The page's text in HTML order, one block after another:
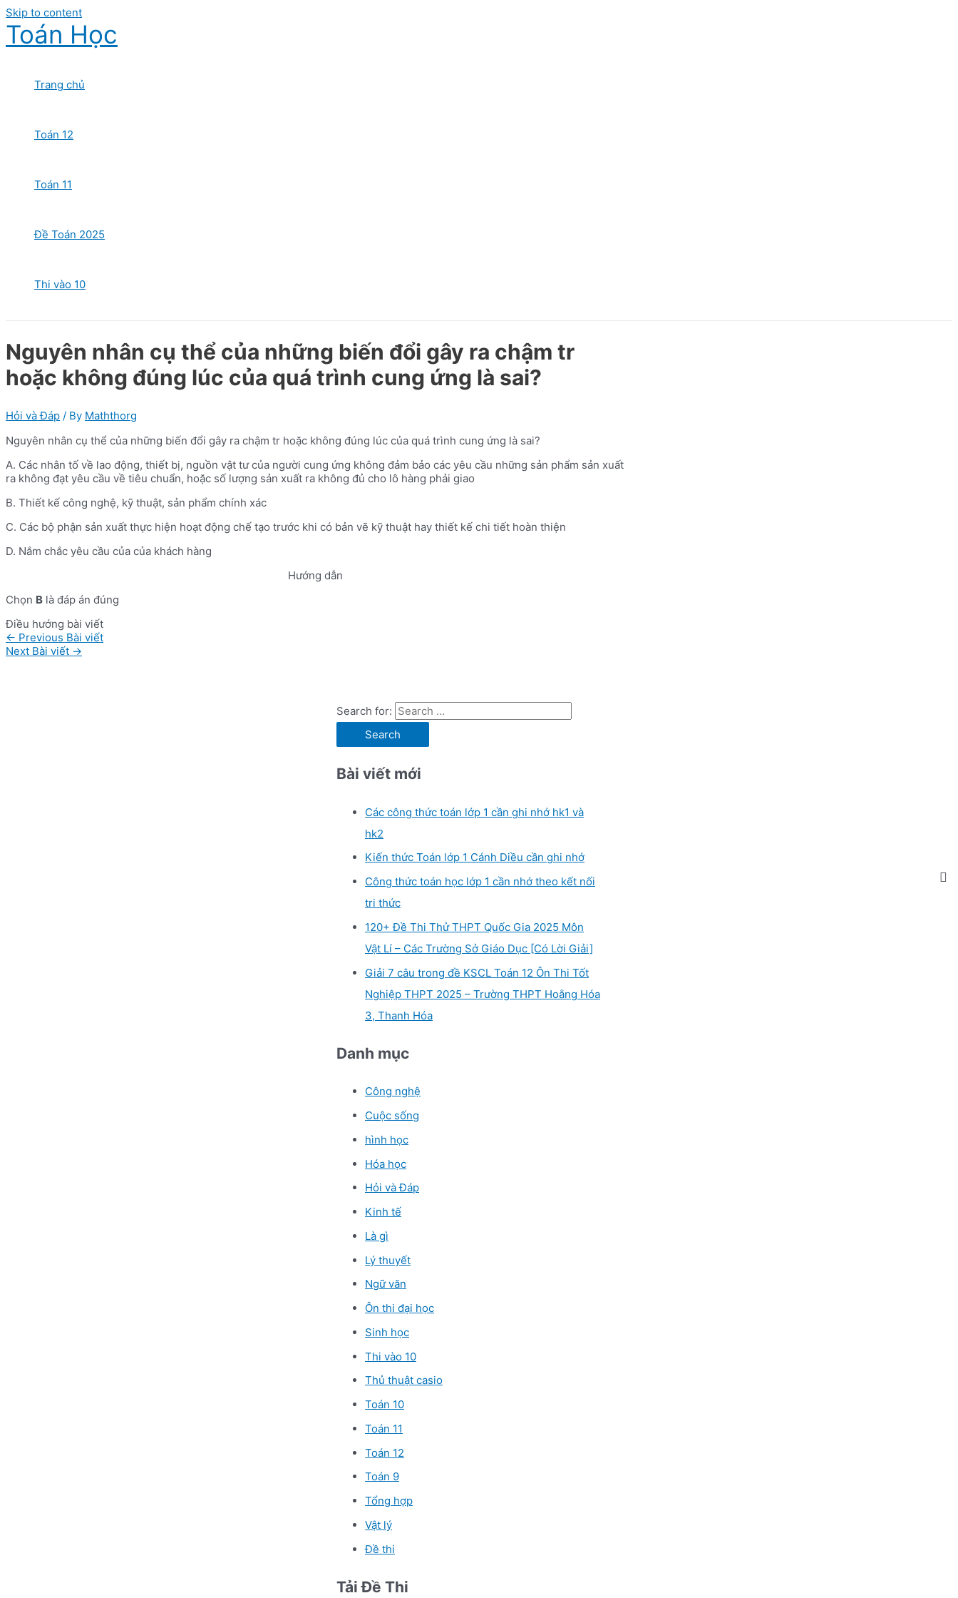
Skip to content
Toán Học
Trang chủ
Toán 12
Toán 11
Đề Toán 2025
Thi vào 10
Nguyên nhân cụ thể của những biến đổi gây ra chậm tr
hoặc không đúng lúc của quá trình cung ứng là sai?
Hỏi và Đáp / By Maththorg
Nguyên nhân cụ thể của những biến đổi gây ra chậm tr hoặc không đúng lúc của quá trình cung ứng là sai?
A. Các nhân tố về lao động, thiết bị, nguồn vật tư của người cung ứng không đảm bảo các yêu cầu những sản phẩm sản xuất
ra không đạt yêu cầu về tiêu chuẩn, hoặc số lượng sản xuất ra không đủ cho lô hàng phải giao
B. Thiết kế công nghệ, kỹ thuật, sản phẩm chính xác
C. Các bộ phận sản xuất thực hiện hoạt động chế tạo trước khi có bản vẽ kỹ thuật hay thiết kế chi tiết hoàn thiện
D. Nắm chắc yêu cầu của của khách hàng
Hướng dẫn
Chọn B là đáp án đúng
Điều hướng bài viết
← Previous Bài viết
Next Bài viết →
Search for:
Bài viết mới
Các công thức toán lớp 1 cần ghi nhớ hk1 và
hk2
Kiến thức Toán lớp 1 Cánh Diều cần ghi nhớ
Công thức toán học lớp 1 cần nhớ theo kết nối
tri thức
120+ Đề Thi Thử THPT Quốc Gia 2025 Môn
Vật Lí – Các Trường Sở Giáo Dục [Có Lời Giải]
Giải 7 câu trong đề KSCL Toán 12 Ôn Thi Tốt
Nghiệp THPT 2025 – Trường THPT Hoằng Hóa
3, Thanh Hóa
Danh mục
Công nghệ
Cuộc sống
hình học
Hóa học
Hỏi và Đáp
Kinh tế
Là gì
Lý thuyết
Ngữ văn
Ôn thi đại học
Sinh học
Thi vào 10
Thủ thuật casio
Toán 10
Toán 11
Toán 12
Toán 9
Tổng hợp
Vật lý
Đề thi
Tải Đề Thi